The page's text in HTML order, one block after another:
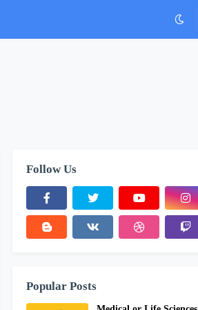
Follow Us
Popular Posts